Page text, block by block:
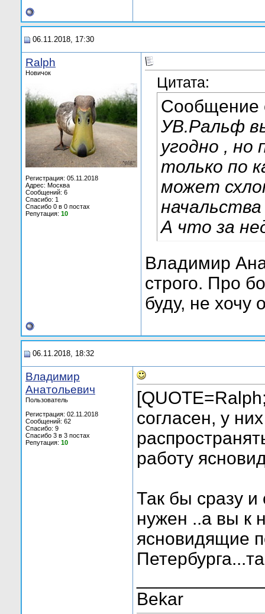
06.11.2018, 17:30
Ralph
Новичок
Регистрация: 05.11.2018
Адрес: Москва
Сообщений: 6
Спасибо: 1
Спасибо 0 в 0 постах
Репутация: 10
Цитата:
Сообщение
УВ.Ральф
угодно , но
только по
может
начальства
А что за
Владимир
строго. Про
буду, не хочу
06.11.2018, 18:32
Владимир
Анатольевич
Пользователь
Регистрация: 02.11.2018
Сообщений: 62
Спасибо: 9
Спасибо 3 в 3 постах
Репутация: 10
согласен, у
работу
Так бы сразу и
нужен ..а вы к
ясновидящие
Bekar